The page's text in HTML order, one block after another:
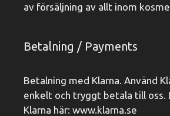
av försäljning av allt inom
Betalning / Payments
Betalning med Klarna. Använd
enkelt och tryggt betala till oss.
Klarna här: www.klarna.se